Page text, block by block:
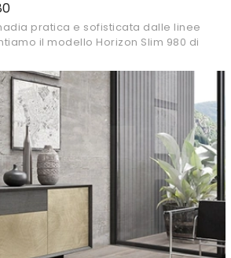
pratica e sofisticata dalle linee
il modello Horizon Slim 980 di